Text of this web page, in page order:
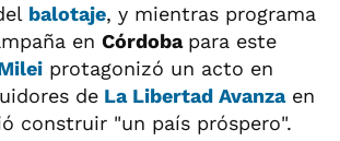
balotaje, y mientras programa
en Córdoba para este
protagonizó un acto en
de La Libertad Avanzaen
construir "un país próspero".